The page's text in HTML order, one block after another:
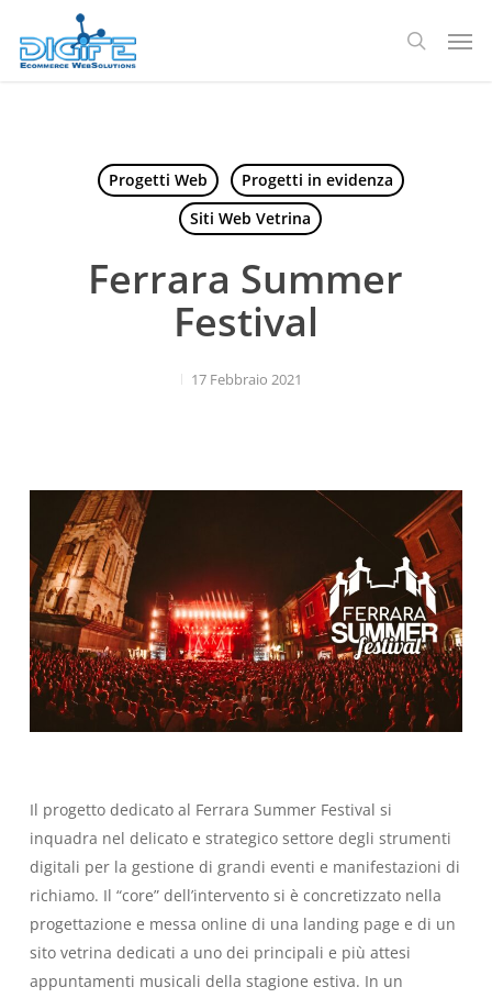
contenuto
ricerca
Progetti Web
Progetti in evidenza
Siti Web Vetrina
Ferrara Summer
Festival
17 Febbraio 2021
Il progetto dedicato al Ferrara Summer Festival si
inquadra nel delicato e strategico settore degli strumenti
digitali per la gestione di grandi eventi e manifestazioni di
richiamo. Il “core” dell’intervento si è concretizzato nella
progettazione e messa online di una landing page e di un
sito vetrina dedicati a uno dei principali e più attesi
appuntamenti musicali della stagione estiva. In un